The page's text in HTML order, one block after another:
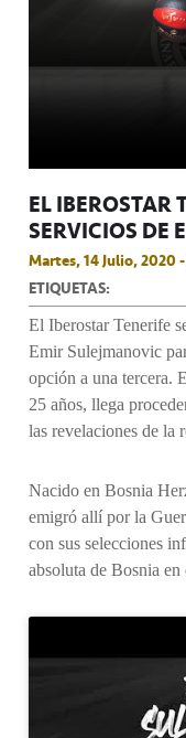
EL IBEROSTAR
SERVICIOS DE
Martes, 14 Julio, 2020
ETIQUETAS:
El Iberostar Tenerife
Emir Sulejmanovic
opción a una tercera.
25 años, llega
las revelaciones de la
Nacido en Bosnia
emigró allí por la
con sus selecciones
absoluta de Bosnia en